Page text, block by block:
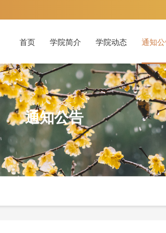
首页 学院简介 学院动态
就业信息 学生信息
通知
通知公告